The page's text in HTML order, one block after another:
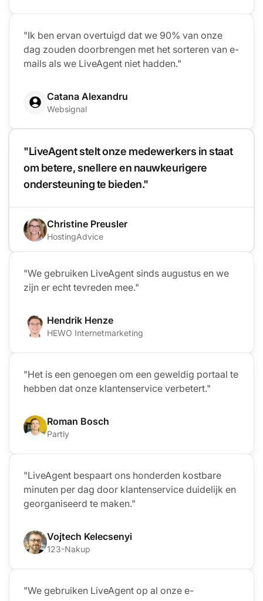
"Ik ben ervan overtuigd dat we 90% van onze
dag zouden doorbrengen met het sorteren van e-
mails als we LiveAgent niet hadden."
Catana Alexandru
Websignal
"LiveAgent stelt onze medewerkers in staat
om betere, snellere en nauwkeurigere
ondersteuning te bieden."
Christine Preusler
HostingAdvice
"We gebruiken LiveAgent sinds augustus en we
zijn er echt tevreden mee."
Hendrik Henze
HEWO Internetmarketing
"Het is een genoegen om een geweldig portaal te
hebben dat onze klantenservice verbetert."
Roman Bosch
Partly
"LiveAgent bespaart ons honderden kostbare
minuten per dag door klantenservice duidelijk en
georganiseerd te maken."
Vojtech Kelecsenyi
123-Nakup
"We gebruiken LiveAgent op al onze e-